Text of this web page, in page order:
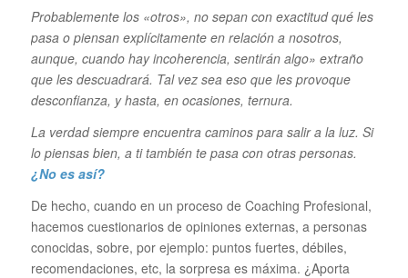
Probablemente los «otros», no sepan con exactitud qué les
pasa o piensan explícitamente en relación a nosotros,
aunque, cuando hay incoherencia, sentirán algo» extraño
que les descuadrará. Tal vez sea eso que les provoque
desconfianza, y hasta, en ocasiones, ternura.
La verdad siempre encuentra caminos para salir a la luz. Si
lo piensas bien, a ti también te pasa con otras personas.
¿No es así?
De hecho, cuando en un proceso de Coaching Profesional,
hacemos cuestionarios de opiniones externas, a personas
conocidas, sobre, por ejemplo: puntos fuertes, débiles,
recomendaciones, etc, la sorpresa es máxima. ¿Aporta